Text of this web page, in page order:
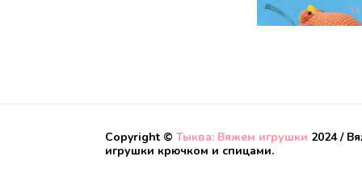
Copyright © Тыква: Вяжем игрушки 2024 /
игрушки крючком и спицами.